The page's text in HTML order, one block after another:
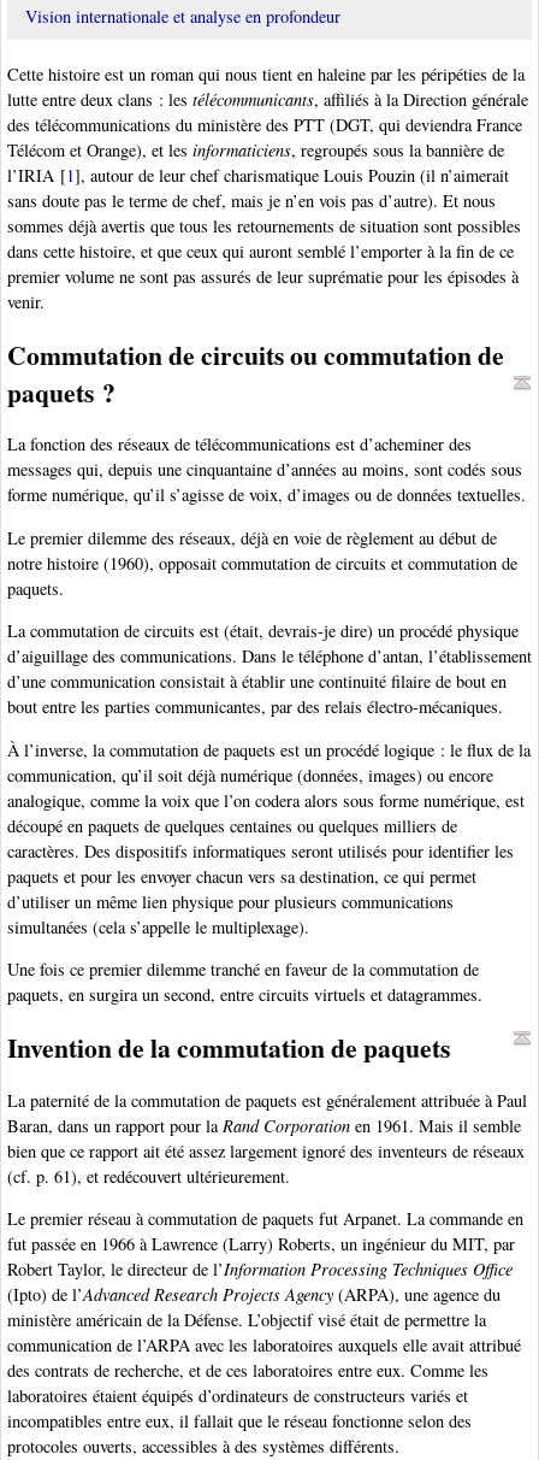
Vision internationale et analyse en profondeur
Cette histoire est un roman qui nous tient en haleine par les péripéties de la
lutte entre deux clans : les télécommunicants, affiliés à la Direction générale
des télécommunications du ministère des PTT (DGT, qui deviendra France
Télécom et Orange), et les informaticiens, regroupés sous la bannière de
l’IRIA [1], autour de leur chef charismatique Louis Pouzin (il n’aimerait
sans doute pas le terme de chef, mais je n’en vois pas d’autre). Et nous
sommes déjà avertis que tous les retournements de situation sont possibles
dans cette histoire, et que ceux qui auront semblé l’emporter à la fin de ce
premier volume ne sont pas assurés de leur suprématie pour les épisodes à
venir.
Commutation de circuits ou commutation de
paquets ?
La fonction des réseaux de télécommunications est d’acheminer des
messages qui, depuis une cinquantaine d’années au moins, sont codés sous
forme numérique, qu’il s’agisse de voix, d’images ou de données textuelles.
Le premier dilemme des réseaux, déjà en voie de règlement au début de
notre histoire (1960), opposait commutation de circuits et commutation de
paquets.
La commutation de circuits est (était, devrais-je dire) un procédé physique
d’aiguillage des communications. Dans le téléphone d’antan, l’établissement
d’une communication consistait à établir une continuité filaire de bout en
bout entre les parties communicantes, par des relais électro-mécaniques.
À l’inverse, la commutation de paquets est un procédé logique : le flux de la
communication, qu’il soit déjà numérique (données, images) ou encore
analogique, comme la voix que l’on codera alors sous forme numérique, est
découpé en paquets de quelques centaines ou quelques milliers de
caractères. Des dispositifs informatiques seront utilisés pour identifier les
paquets et pour les envoyer chacun vers sa destination, ce qui permet
d’utiliser un même lien physique pour plusieurs communications
simultanées (cela s’appelle le multiplexage).
Une fois ce premier dilemme tranché en faveur de la commutation de
paquets, en surgira un second, entre circuits virtuels et datagrammes.
Invention de la commutation de paquets
La paternité de la commutation de paquets est généralement attribuée à Paul
Baran, dans un rapport pour laRand Corporation en 1961. Mais il semble
bien que ce rapport ait été assez largement ignoré des inventeurs de réseaux
(cf. p. 61), et redécouvert ultérieurement.
Le premier réseau à commutation de paquets fut Arpanet. La commande en
fut passée en 1966 à Lawrence (Larry) Roberts, un ingénieur du MIT, par
Robert Taylor, le directeur de l’Information Processing Techniques Office
(Ipto) de l’Advanced Research Projects Agency (ARPA), une agence du
ministère américain de la Défense. L’objectif visé était de permettre la
communication de l’ARPA avec les laboratoires auxquels elle avait attribué
des contrats de recherche, et de ces laboratoires entre eux. Comme les
laboratoires étaient équipés d’ordinateurs de constructeurs variés et
incompatibles entre eux, il fallait que le réseau fonctionne selon des
protocoles ouverts, accessibles à des systèmes différents.